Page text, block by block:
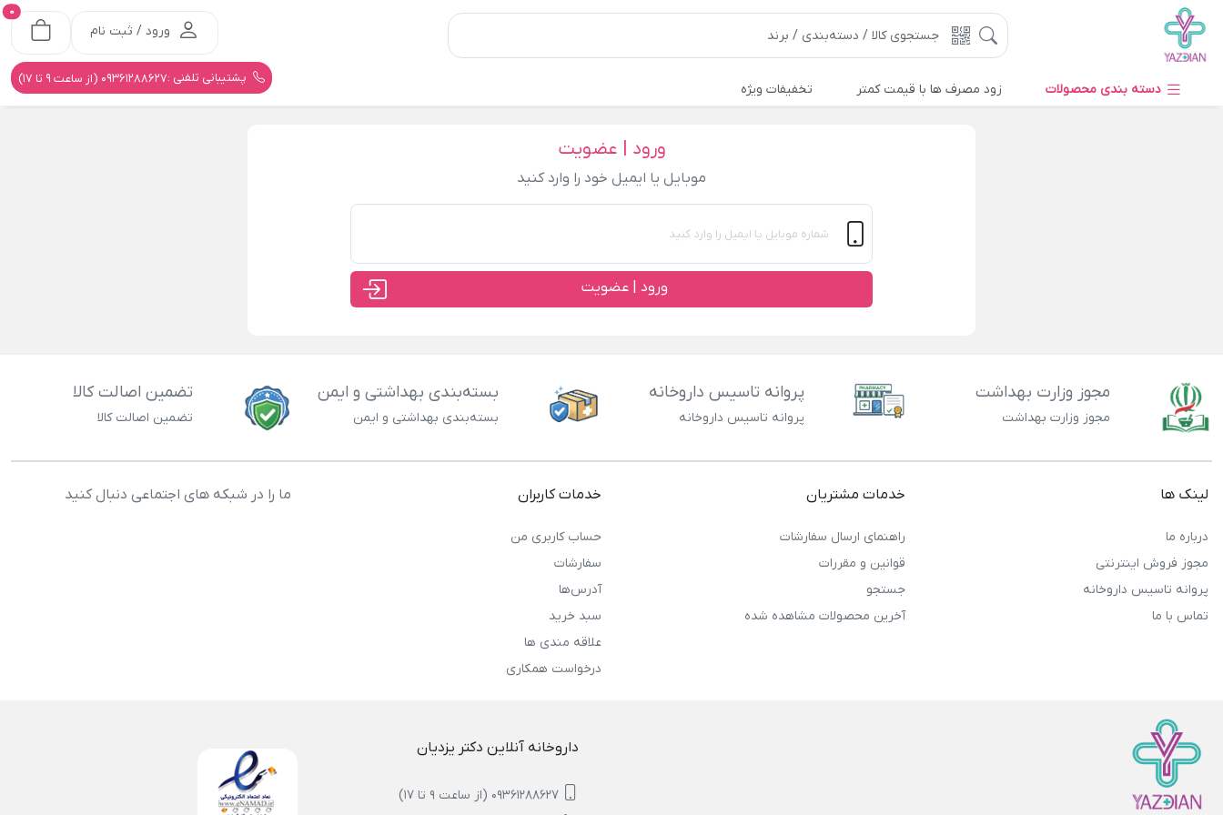
ورود / ثبت نام
0
پشتیبانی تلفنی :09361288627 (از ساعت 9 تا 17)
دسته بندی محصولات زود مصرف ها با قیمت کمتر تخفیفات ویژه
ورود | عضویت
موبایل یا ایمیل خود را وارد کنید
ورود | عضویت
مجوز وزارت بهداشت
مجوز وزارت بهداشت
پروانه تاسیس داروخانه
پروانه تاسیس داروخانه
بسته‌بندی بهداشتی و ایمن
بسته‌بندی بهداشتی و ایمن
تضمین اصالت کالا
تضمین اصالت کالا
لینک ها
درباره ما
مجوز فروش اینترنتی
پروانه تاسیس داروخانه
تماس با ما
خدمات مشتریان
راهنمای ارسال سفارشات
قوانین و مقررات
جستجو
آخرین محصولات مشاهده شده
خدمات کاربران
حساب کاربری من
سفارشات
آدرس‌ها
سبد خرید
علاقه مندی ها
درخواست همکاری
ما را در شبکه های اجتماعی دنبال کنید
داروخانه آنلاین دکتر یزدیان
09361288627 (از ساعت 9 تا 17)